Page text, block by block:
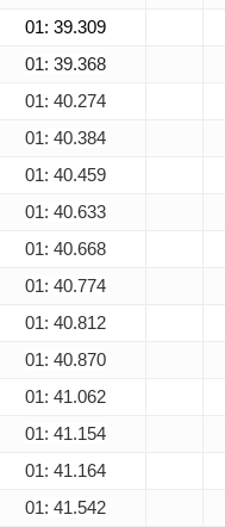
01: 39.309
01: 39.368
01: 40.274
01: 40.384
01: 40.459
01: 40.633
01: 40.668
01: 40.774
01: 40.812
01: 40.870
01: 41.062
01: 41.154
01: 41.164
01: 41.542